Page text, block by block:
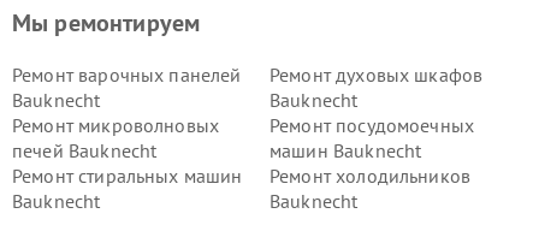
Мы ремонтируем
Ремонт варочных панелей
Bauknecht
Ремонт духовых шкафов
Bauknecht
Ремонт микроволновых
печей Bauknecht
Ремонт посудомоечных
машин Bauknecht
Ремонт стиральных машин
Bauknecht
Ремонт холодильников
Bauknecht